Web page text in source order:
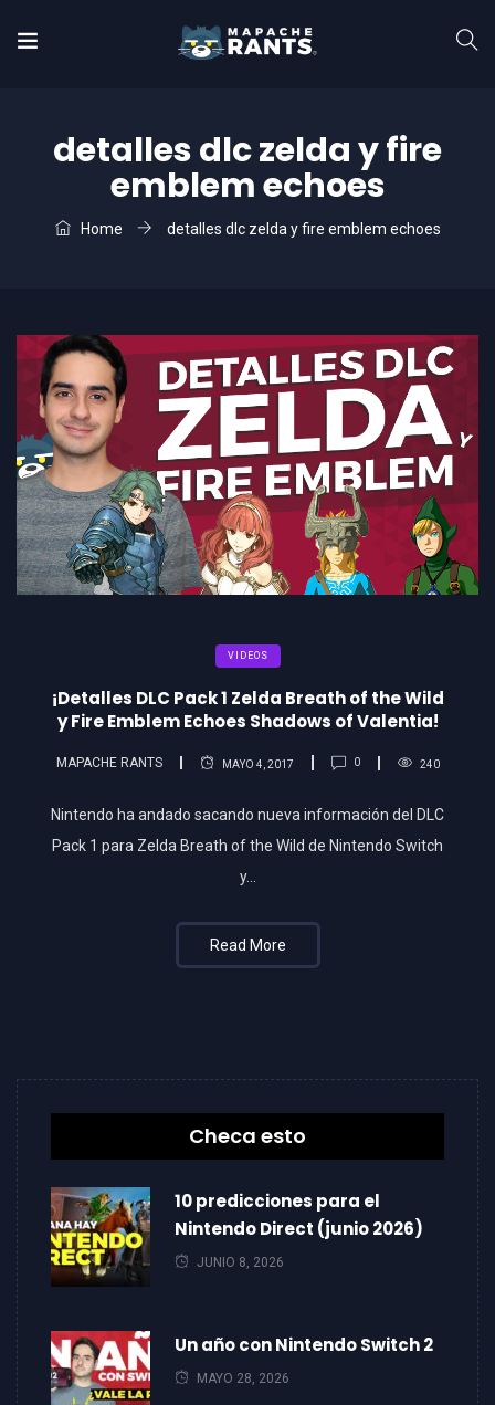
detalles dlc zelda y fire
emblem echoes
Home detalles dlc zelda y fire emblem echoes
VIDEOS
¡Detalles DLC Pack 1 Zelda Breath of the Wild
y Fire Emblem Echoes Shadows of Valentia!
MAPACHE RANTS MAYO 4, 2017 0 240
Nintendo ha andado sacando nueva información del DLC
Pack 1 para Zelda Breath of the Wild de Nintendo Switch
y…
Read More
Checa esto
10 predicciones para el
Nintendo Direct (junio 2026)
JUNIO 8, 2026
Un año con Nintendo Switch 2
MAYO 28, 2026